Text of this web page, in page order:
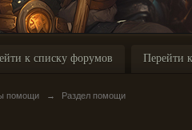
к списку форумов Перейти
помощи → Раздел помощи